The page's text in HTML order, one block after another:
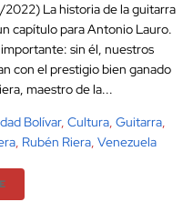
La historia de la guitarra
capítulo para Antonio Lauro.
sin él, nuestros
con el prestigio bien ganado
maestro de la...
Bolívar, Cultura, Guitarra,
, Rubén Riera, Venezuela